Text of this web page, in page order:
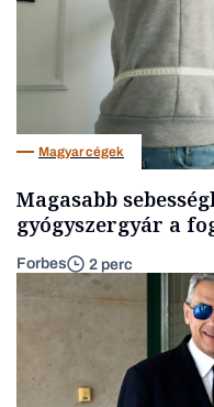
Magyar cégek
Magasabb
gyógyszergyár a
Forbes 2 perc